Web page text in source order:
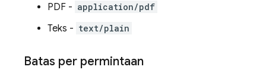
PDF - application/pdf
Teks - text/plain
Batas per permintaan